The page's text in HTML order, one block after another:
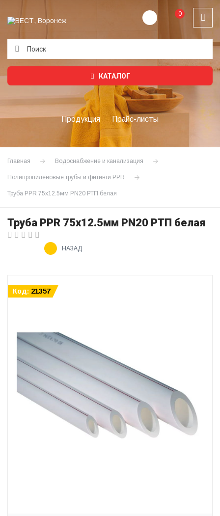
0
КАТАЛОГ
Продукция Прайс-листы
Главная Водоснабжение и канализация
Полипропиленовые трубы и фитинги PPR
Труба PPR 75х12.5мм PN20 РТП белая
Труба PPR 75х12.5мм PN20 РТП белая
НАЗАД
Код: 21357